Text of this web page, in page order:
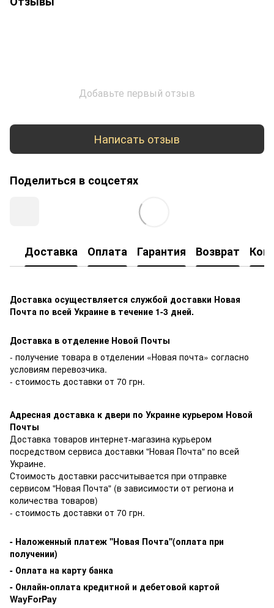
Добавьте первый отзыв
Написать отзыв
Поделиться в соцсетях
Доставка Оплата Гарантия Возврат
Доставка осуществляется службой доставки Новая
Почта по всей Украине в течение 1-3 дней.
Доставка в отделение Новой Почты
- получение товара в отделении «Новая почта» согласно
условиям перевозчика.
- стоимость доставки от 70 грн.
Адресная доставка к двери по Украине курьером Новой
Почты
Доставка товаров интернет-магазина курьером
посредством сервиса доставки "Новая Почта" по всей
Украине.
Стоимость доставки рассчитывается при отправке
сервисом "Новая Почта" (в зависимости от региона и
количества товаров)
- стоимость доставки от 70 грн.
- Наложенный платеж ''Новая Почта''(оплата при
получении)
- Оплата на карту банка
- Онлайн-оплата кредитной и дебетовой картой
WayForPay